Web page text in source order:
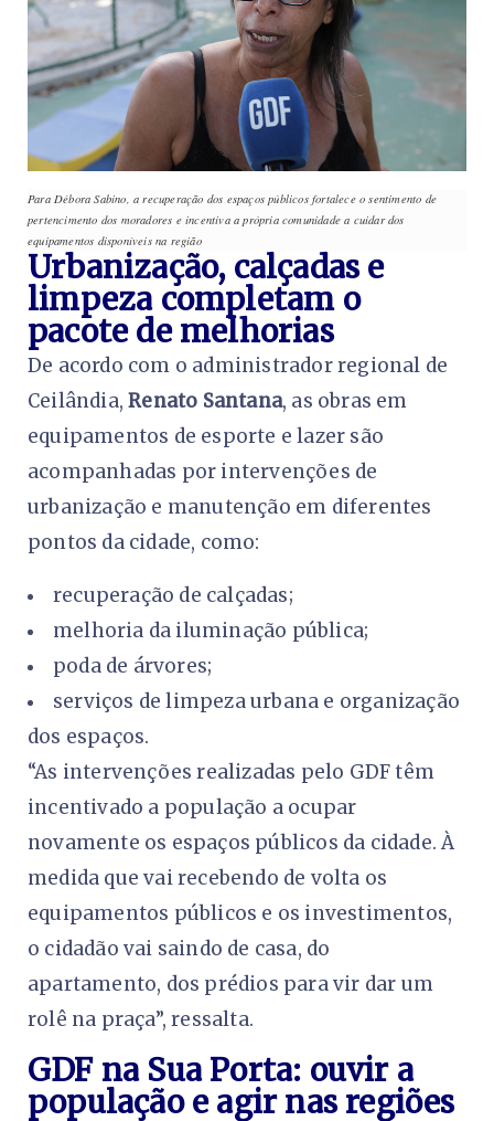
Para Débora Sabino, a recuperação dos espaços públicos fortalece o sentimento de
pertencimento dos moradores e incentiva a própria comunidade a cuidar dos
equipamentos disponíveis na região
Urbanização, calçadas e
limpeza completam o
pacote de melhorias
De acordo com o administrador regional de
Ceilândia,Renato Santana, as obras em
equipamentos de esporte e lazer são
acompanhadas por intervenções de
urbanização e manutenção em diferentes
pontos da cidade, como:
recuperação de calçadas;
melhoria da iluminação pública;
poda de árvores;
serviços de limpeza urbana e organização
dos espaços.
“As intervenções realizadas pelo GDF têm
incentivado a população a ocupar
novamente os espaços públicos da cidade. À
medida que vai recebendo de volta os
equipamentos públicos e os investimentos,
o cidadão vai saindo de casa, do
apartamento, dos prédios para vir dar um
rolê na praça”, ressalta.
GDF na Sua Porta: ouvir a
população e agir nas regiões